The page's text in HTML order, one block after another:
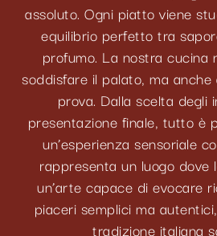
assoluto. Ogni piatto viene
equilibrio perfetto tra
profumo. La nostra cucina
soddisfare il palato, ma
prova. Dalla scelta degli
presentazione finale, tutto è
un’esperienza sensoriale
rappresenta un luogo dove
un’arte capace di evocare
piaceri semplici ma
tradizione italiana